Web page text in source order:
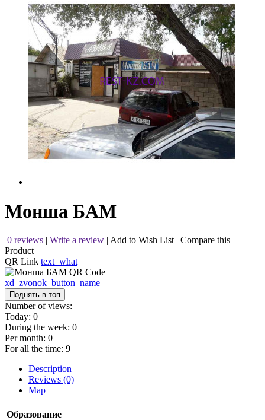
Монша БАМ
0 reviews | Write a review | Add to Wish List | Compare this
Product
QR Link text_what
xd_zvonok_button_name
Поднять в топ
Number of views:
Today: 0
During the week: 0
Per month: 0
For all the time: 9
Description
Reviews (0)
Map
Образование